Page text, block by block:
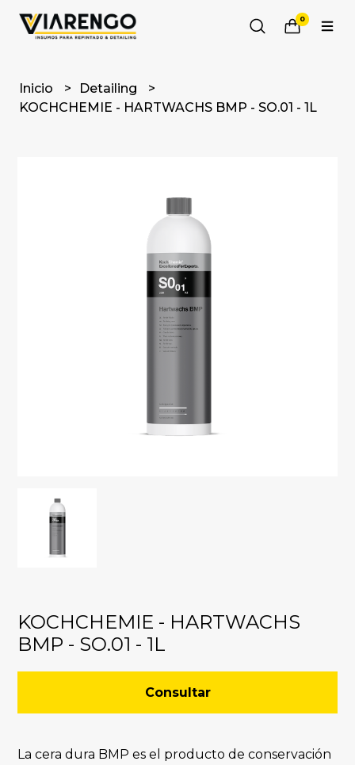
0
Inicio
Detailing
KOCHCHEMIE - HARTWACHS BMP - SO.01 - 1L
KOCHCHEMIE - HARTWACHS
BMP - SO.01 - 1L
Consultar
La cera dura BMP es el producto de conservación